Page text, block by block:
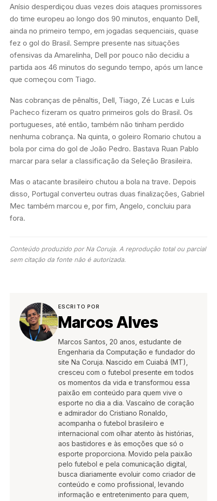
Anísio desperdiçou duas vezes dois ataques promissores
do time europeu ao longo dos 90 minutos, enquanto Dell,
ainda no primeiro tempo, em jogadas sequenciais, quase
fez o gol do Brasil. Sempre presente nas situações
ofensivas da Amarelinha, Dell por pouco não decidiu a
partida aos 46 minutos do segundo tempo, após um lance
que começou com Tiago.
Nas cobranças de pênaltis, Dell, Tiago, Zé Lucas e Luís
Pacheco fizeram os quatro primeiros gols do Brasil. Os
portugueses, até então, também não tinham perdido
nenhuma cobrança. Na quinta, o goleiro Romario chutou a
bola por cima do gol de João Pedro. Bastava Ruan Pablo
marcar para selar a classificação da Seleção Brasileira.
Mas o atacante brasileiro chutou a bola na trave. Depois
disso, Portugal converteu outras duas finalizações, Gabriel
Mec também marcou e, por fim, Angelo, concluiu para
fora.
Conteúdo produzido por Na Coruja. A reprodução total ou parcial
sem citação da fonte não é autorizada.
ESCRITO POR
Marcos Alves
Marcos Santos, 20 anos, estudante de
Engenharia da Computação e fundador do
site Na Coruja. Nascido em Cuiabá (MT),
cresceu com o futebol presente em todos
os momentos da vida e transformou essa
paixão em conteúdo para quem vive o
esporte no dia a dia. Vascaíno de coração
e admirador do Cristiano Ronaldo,
acompanha o futebol brasileiro e
internacional com olhar atento às histórias,
aos bastidores e às emoções que só o
esporte proporciona. Movido pela paixão
pelo futebol e pela comunicação digital,
busca diariamente evoluir como criador de
conteúdo e como profissional, levando
informação e entretenimento para quem,